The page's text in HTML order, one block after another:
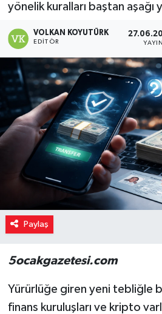
yönelik kuralları baştan aşağı
VOLKAN KOYUTÜRK
EDITÖR
Paylaş
5ocakgazetesi.com
Yürürlüğe giren yeni tebliğle
finans kuruluşları ve kripto
Sağlık
Siyaset
Spor
Yaşam
Yerel Yönetimler
Yurttan